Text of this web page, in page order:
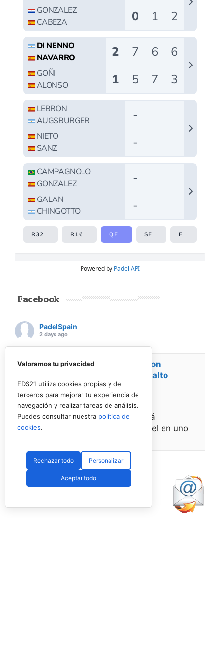
Powered by Padel API
Facebook
PadelSpain
2 days ago
Energy Padel prepara una cita con
competición y fiesta por todo lo alto
www.padelspain.net
Gran jornada de pádel la que está
preparando Felipe de Energy Padel en uno
Ver en Facebook · Compartir
Valoramos tu privacidad
EDS21 utiliza cookies propias y de
terceros para mejorar tu experiencia de
navegación y realizar tareas de análisis.
Puedes consultar nuestra política de
cookies.
Rechazar todo Personalizar
Aceptar todo